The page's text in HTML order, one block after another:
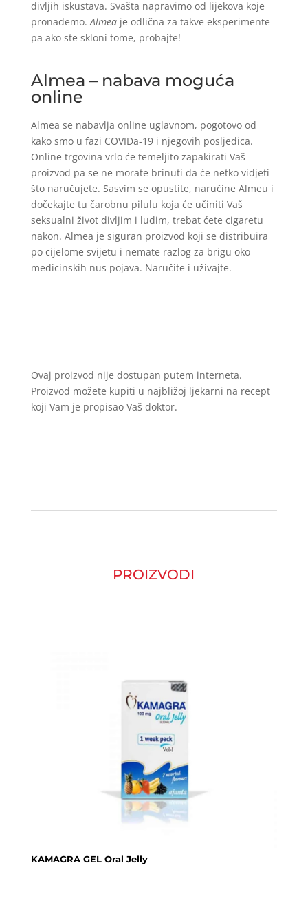
divljih iskustava. Svašta napravimo od lijekova koje
pronađemo.Almeaje odlična za takve eksperimente
pa ako ste skloni tome, probajte!
Almea – nabava moguća
online
Almea se nabavlja online uglavnom, pogotovo od
kako smo u fazi COVIDa-19 i njegovih posljedica.
Online trgovina vrlo će temeljito zapakirati Vaš
proizvod pa se ne morate brinuti da će netko vidjeti
što naručujete. Sasvim se opustite, naručine Almeu i
dočekajte tu čarobnu pilulu koja će učiniti Vaš
seksualni život divljim i ludim, trebat ćete cigaretu
nakon. Almea je siguran proizvod koji se distribuira
po cijelome svijetu i nemate razlog za brigu oko
medicinskih nus pojava. Naručite i uživajte.
Ovaj proizvod nije dostupan putem interneta.
Proizvod možete kupiti u najbližoj ljekarni na recept
koji Vam je propisao Vaš doktor.
PROIZVODI
KAMAGRA GEL Oral Jelly